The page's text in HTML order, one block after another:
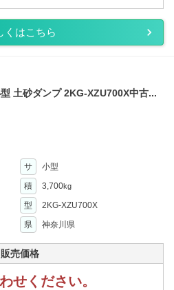
くはこちら
型 土砂ダンプ 2KG-XZU700X中古...
サ
小型
積 3,700kg
型
2KG-XZU700X
県 神奈川県
販売価格
せください。